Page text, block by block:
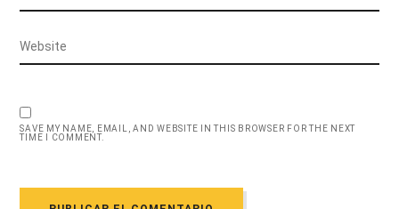
SAVE MY NAME, EMAIL, AND WEBSITE IN THIS BROWSER FOR THE NEXT
TIME I COMMENT.